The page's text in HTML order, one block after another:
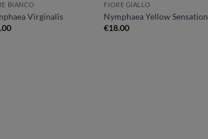
BIANCO
Virginalis
FIORE GIALLO
Nymphaea Yellow Sensation
€18.00